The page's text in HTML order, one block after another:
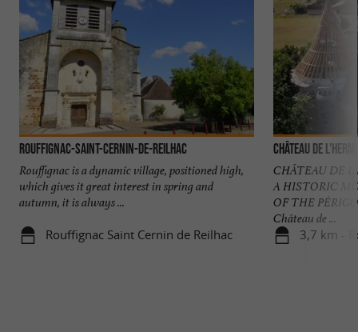
Rouffignac-Saint-Cernin-de-Reilhac
Rouffignac is a dynamic village, positioned high,
which gives it great interest in spring and
autumn, it is always ...
Rouffignac Saint Cernin de Reilhac
Château de l'Herm
CHÂTEAU DE
A HISTORIC
OF THE
Château de ...
3,7 km -